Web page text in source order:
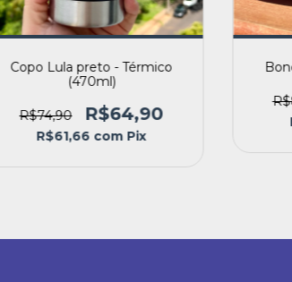
Copo Lula preto - Térmico
(470ml)
R$74,90 R$64,90
R$61,66 com Pix